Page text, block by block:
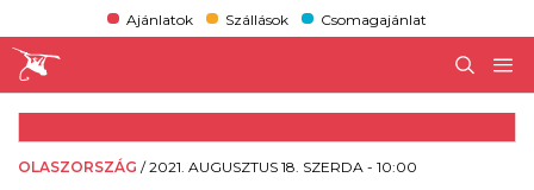
Ajánlatok Szállások Csomagajánlat
OLASZORSZÁG /2021. AUGUSZTUS 18. SZERDA - 10:00